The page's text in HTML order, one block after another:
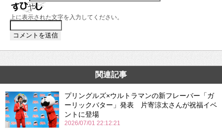
上に表示された文字を入力してください。
関連記事
プリングルズ×ウルトラマンの新フレーバー「ガ
ーリックバター」発表 片寄涼太さんが祝福イベ
ントに登場
2026/07/01 22:12:21